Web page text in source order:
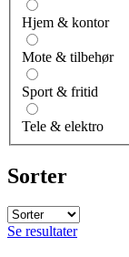
Hjem & kontor
Mote & tilbehør
Sport & fritid
Tele & elektro
Sorter
Se resultater